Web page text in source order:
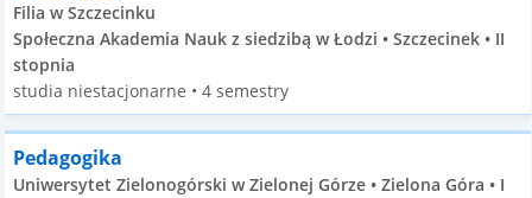
Filia w Szczecinku
Społeczna Akademia Nauk z siedzibą w Łodzi • Szczecinek • II
stopnia
studia niestacjonarne • 4 semestry
Pedagogika
Uniwersytet Zielonogórski w Zielonej Górze • Zielona Góra • I